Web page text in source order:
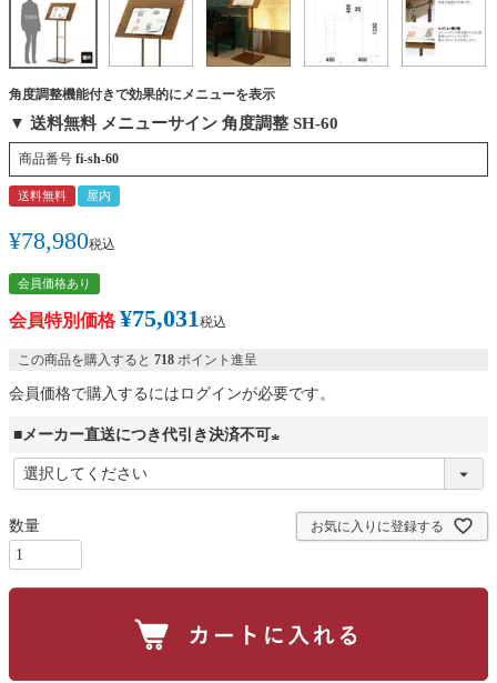
角度調整機能付きで効果的にメニューを表示
▼ 送料無料 メニューサイン 角度調整 SH-60
商品番号 fi-sh-60
送料無料 屋内
¥78,980税込
会員価格あり
会員特別価格 ¥75,031税込
この商品を購入すると 718 ポイント進呈
会員価格で購入するにはログインが必要です。
■メーカー直送につき代引き決済不可
お気に入りに登録する